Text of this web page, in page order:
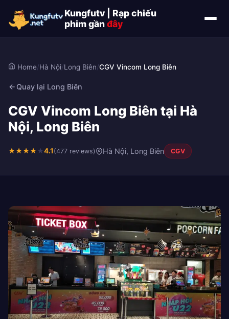
Kungfutv | Rạp chiếu
phim gầnđây
Home/Hà Nội/Long Biên/CGV Vincom Long Biên
Quay lại Long Biên
CGV Vincom Long Biên tại Hà
Nội, Long Biên
★★★★★4.1 (477 reviews) Hà Nội, Long Biên CGV